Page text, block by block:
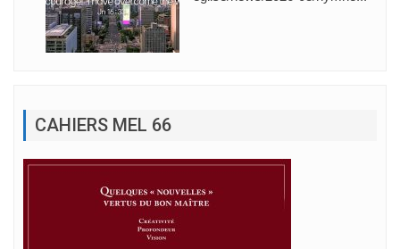
CAHIERS MEL 66